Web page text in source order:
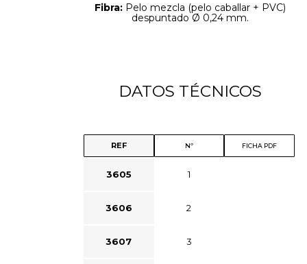
Fibra: Pelo mezcla (pelo caballar + PVC)
despuntado Ø 0,24 mm.
DATOS TÉCNICOS
REF Nº FICHA PDF
3605 1
3606 2
3607 3